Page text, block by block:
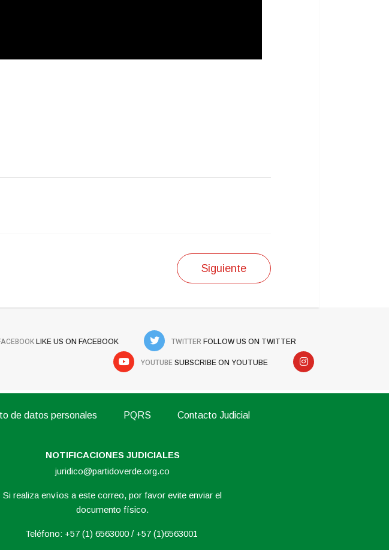
Siguiente
LIKE US ON FACEBOOK TWITTER FOLLOW US ON TWITTER
YOUTUBE SUBSCRIBE ON YOUTUBE
de datos personales PQRS Contacto Judicial
NOTIFICACIONES JUDICIALES
juridico@partidoverde.org.co
Si realiza envíos a este correo, por favor evite enviar el
documento físico.
Teléfono: +57 (1) 6563000 / +57 (1)6563001